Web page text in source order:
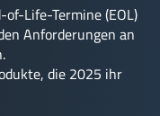
Life-Termine (EOL)
Anforderungen an
die 2025 ihr